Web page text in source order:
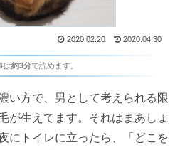
2020.02.20 2020.04.30
は約3分で読めます。
い方で、男として考えられる限
が生えてます。それはまあしょ
にトイレに立ったら、「どこを